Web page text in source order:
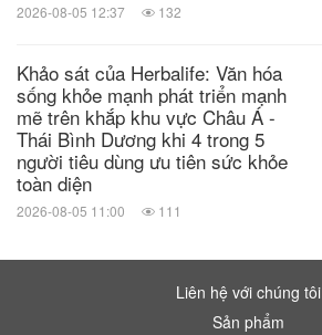
2026-08-05 12:37 132
Khảo sát của Herbalife: Văn hóa
sống khỏe mạnh phát triển mạnh
mẽ trên khắp khu vực Châu Á -
Thái Bình Dương khi 4 trong 5
người tiêu dùng ưu tiên sức khỏe
toàn diện
2026-08-05 11:00 111
Liên hệ với chúng tôi
Sản phẩm